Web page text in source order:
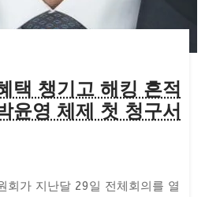
택 챙기고 해킹 흔적
윤영 체제 첫 청구서
회가 지난달 29일 전체회의를 열